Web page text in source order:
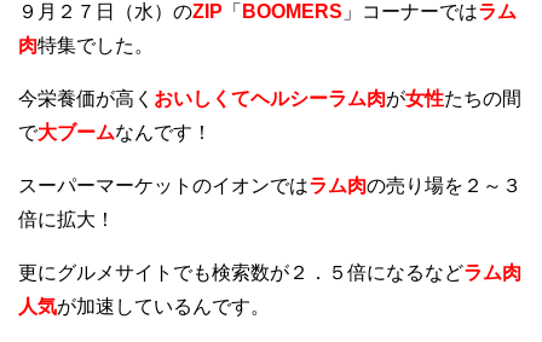
９月２７日（水）のZIP 「 BOOMERS 」コーナーではラム
肉特集でした。
今栄養価が高く おいしくてヘルシーラム肉が女性たちの間
で大ブームなんです！
スーパーマーケットのイオンではラム肉の売り場を２～３
倍に拡大！
更にグルメサイトでも検索数が２．５倍になるなどラム肉
人気が加速しているんです。